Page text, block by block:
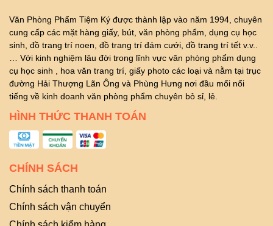
Văn Phòng Phẩm Tiệm Ký được thành lập vào năm 1994, chuyên
cung cấp các mặt hàng giấy, bút, văn phòng phẩm, dụng cụ học
sinh, đồ trang trí noen, đồ trang trí đám cưới, đồ trang trí tết v.v..
… Với kinh nghiệm lâu đời trong lĩnh vực văn phòng phẩm dụng
cụ học sinh , hoa văn trang trí, giấy photo các loại và nằm tại trục
đường Hải Thượng Lãn Ông và Phùng Hưng nơi đầu mối nổi
tiếng về kinh doanh văn phòng phẩm chuyên bỏ sỉ, lẻ.
HÌNH THỨC THANH TOÁN
CHÍNH SÁCH
Chính sách thanh toán
Chính sách vận chuyển